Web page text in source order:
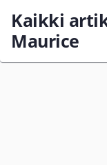
Kaikki
Maurice